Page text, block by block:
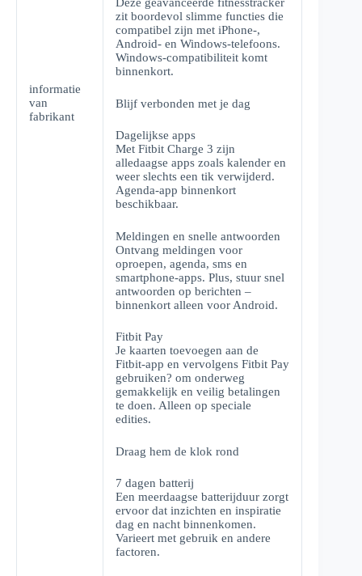
informatie
van
fabrikant
Deze geavanceerde fitnesstracker
zit boordevol slimme functies die
compatibel zijn met iPhone-,
Android- en Windows-telefoons.
Windows-compatibiliteit komt
binnenkort.
Blijf verbonden met je dag
Dagelijkse apps
Met Fitbit Charge 3 zijn
alledaagse apps zoals kalender en
weer slechts een tik verwijderd.
Agenda-app binnenkort
beschikbaar.
Meldingen en snelle antwoorden
Ontvang meldingen voor
oproepen, agenda, sms en
smartphone-apps. Plus, stuur snel
antwoorden op berichten –
binnenkort alleen voor Android.
Fitbit Pay
Je kaarten toevoegen aan de
Fitbit-app en vervolgens Fitbit Pay
gebruiken? om onderweg
gemakkelijk en veilig betalingen
te doen. Alleen op speciale
edities.
Draag hem de klok rond
7 dagen batterij
Een meerdaagse batterijduur zorgt
ervoor dat inzichten en inspiratie
dag en nacht binnenkomen.
Varieert met gebruik en andere
factoren.